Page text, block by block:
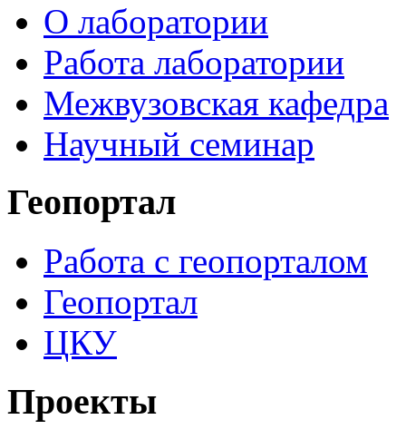
О лаборатории
Работа лаборатории
Межвузовская кафедра
Научный семинар
Геопортал
Работа с геопорталом
Геопортал
ЦКУ
Проекты